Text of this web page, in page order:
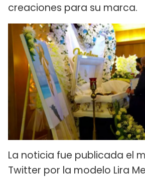
creaciones para su marca.
La noticia fue publicada el
Twitter por la modelo Lira